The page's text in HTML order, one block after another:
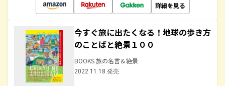
詳細を見る
今すぐ旅に出たくなる！地球の歩き方
のことばと絶景１００
BOOKS 旅の名言＆絶景
2022.11.18 発売